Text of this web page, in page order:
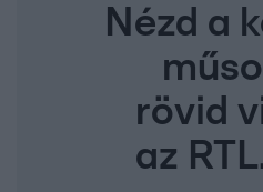
Nézd a
rövid
az